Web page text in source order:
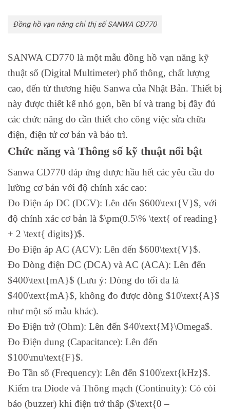
Đồng hồ vạn năng chỉ thị số SANWA CD770
SANWA CD770 là một mẫu đồng hồ vạn năng kỹ
thuật số (Digital Multimeter) phổ thông, chất lượng
cao, đến từ thương hiệu Sanwa của Nhật Bản. Thiết bị
này được thiết kế nhỏ gọn, bền bỉ và trang bị đầy đủ
các chức năng đo cần thiết cho công việc sửa chữa
điện, điện tử cơ bản và bảo trì.
Chức năng và Thông số kỹ thuật nổi bật
Sanwa CD770 đáp ứng được hầu hết các yêu cầu đo
lường cơ bản với độ chính xác cao:
Đo Điện áp DC (DCV): Lên đến $600\text{V}$, với
độ chính xác cơ bản là $\pm(0.5\% \text{ of reading}
+ 2 \text{ digits})$.
Đo Điện áp AC (ACV): Lên đến $600\text{V}$.
Đo Dòng điện DC (DCA) và AC (ACA): Lên đến
$400\text{mA}$ (Lưu ý: Dòng đo tối đa là
$400\text{mA}$, không đo được dòng $10\text{A}$
như một số mẫu khác).
Đo Điện trở (Ohm): Lên đến $40\text{M}\Omega$.
Đo Điện dung (Capacitance): Lên đến
$100\mu\text{F}$.
Đo Tần số (Frequency): Lên đến $100\text{kHz}$.
Kiểm tra Diode và Thông mạch (Continuity): Có còi
báo (buzzer) khi điện trở thấp ($\text{0 –